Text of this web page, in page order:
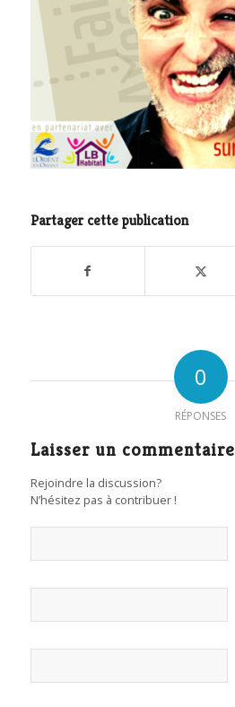
Partager cette publication
0
RÉPONSES
Laisser un commentaire
Rejoindre la discussion?
N’hésitez pas à contribuer !